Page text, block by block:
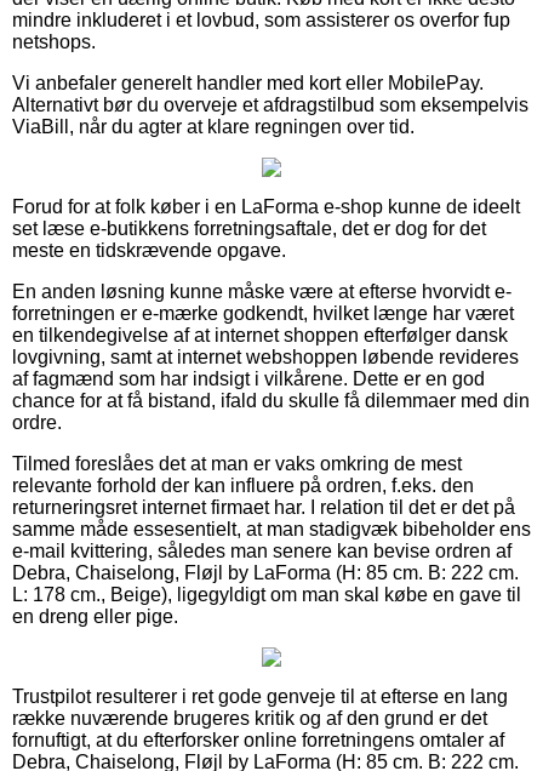
mindre inkluderet i et lovbud, som assisterer os overfor fup
netshops.
Vi anbefaler generelt handler med kort eller MobilePay.
Alternativt bør du overveje et afdragstilbud som eksempelvis
ViaBill, når du agter at klare regningen over tid.
Forud for at folk køber i en LaForma e-shop kunne de ideelt
set læse e-butikkens forretningsaftale, det er dog for det
meste en tidskrævende opgave.
En anden løsning kunne måske være at efterse hvorvidt e-
forretningen er e-mærke godkendt, hvilket længe har været
en tilkendegivelse af at internet shoppen efterfølger dansk
lovgivning, samt at internet webshoppen løbende revideres
af fagmænd som har indsigt i vilkårene. Dette er en god
chance for at få bistand, ifald du skulle få dilemmaer med din
ordre.
Tilmed foreslåes det at man er vaks omkring de mest
relevante forhold der kan influere på ordren, f.eks. den
returneringsret internet firmaet har. I relation til det er det på
samme måde essesentielt, at man stadigvæk bibeholder ens
e-mail kvittering, således man senere kan bevise ordren af
Debra, Chaiselong, Fløjl by LaForma (H: 85 cm. B: 222 cm.
L: 178 cm., Beige), ligegyldigt om man skal købe en gave til
en dreng eller pige.
Trustpilot resulterer i ret gode genveje til at efterse en lang
række nuværende brugeres kritik og af den grund er det
fornuftigt, at du efterforsker online forretningens omtaler af
Debra, Chaiselong, Fløjl by LaForma (H: 85 cm. B: 222 cm.